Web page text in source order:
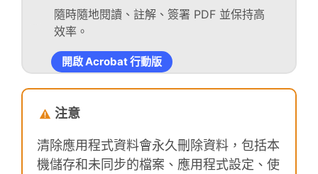
隨時隨地閱讀、註解、簽署 PDF 並保持高
效率。
開啟 Acrobat 行動版
注意
清除應用程式資料會永久刪除資料，包括本
機儲存和未同步的檔案、應用程式設定、使